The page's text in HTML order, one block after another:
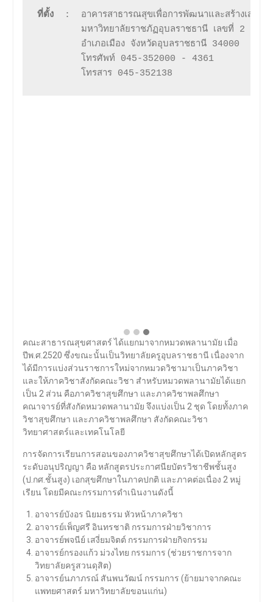
ที่ตั้ง :
        โทรศัพท์ 045-352000 - 4361
        โทรสาร 045-352138
คณะสาธารณสุขศาสตร์ ได้แยกมาจากหมวดพลานามัย เมื่อ
ปีพ.ศ.2520 ซึ่งขณะนั้นเป็นวิทยาลัยครูอุบลราชธานี เนื่องจาก
ได้มีการแบ่งส่วนราชการใหม่จากหมวดวิชามาเป็นภาควิชา
และให้ภาควิชาสังกัดคณะวิชา สำหรับหมวดพลานามัยได้แยก
เป็น 2 ส่วน คือภาควิชาสุขศึกษา และภาควิชาพลศึกษา
คณาจารย์ที่สังกัดหมวดพลานามัย จึงแบ่งเป็น 2 ชุด โดยทั้งภาค
วิชาสุขศึกษา และภาควิชาพลศึกษา สังกัดคณะวิชา
วิทยาศาสตร์และเทคโนโลยี
การจัดการเรียนการสอนของภาควิชาสุขศึกษาได้เปิดหลักสูตร
ระดับอนุปริญญา คือ หลักสูตรประกาศนียบัตรวิชาชีพชั้นสูง
(ป.กศ.ชั้นสูง) เอกสุขศึกษาในภาคปกติ และภาคต่อเนื่อง 2 หมู่
เรียน โดยมีคณะกรรมการดำเนินงานดังนี้
อาจารย์บังอร นิยมธรรม หัวหน้าภาควิชา
อาจารย์เพ็ญศรี อินทรชาติ กรรมการฝ่ายวิชาการ
อาจารย์พจนีย์ เสงี่ยมจิตต์ กรรมการฝ่ายกิจกรรม
อาจารย์กรองแก้ว ม่วงไทย กรรมการ (ช่วยราชการจาก
วิทยาลัยครูสวนดุสิต)
อาจารย์นภาภรณ์ สันพนวัฒน์ กรรมการ (ย้ายมาจากคณะ
แพทยศาสตร์ มหาวิทยาลัยขอนแก่น)